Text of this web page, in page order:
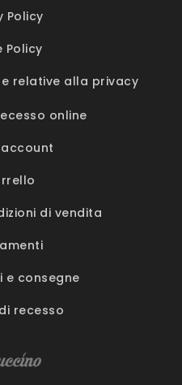
Policy
Policy
relative alla privacy
online
di vendita
e consegne
recesso